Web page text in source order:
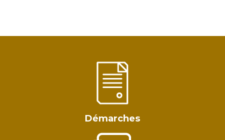
Démarches